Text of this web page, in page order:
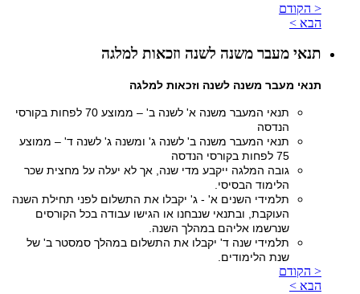
< הקודם
הבא >
תנאי מעבר משנה לשנה וזכאות למלגה
תנאי מעבר משנה לשנה וזכאות למלגה
תנאי המעבר משנה א' לשנה ב' – ממוצע 70 לפחות בקורסי
הנדסה
תנאי המעבר משנה ב' לשנה ג' ומשנה ג' לשנה ד' – ממוצע
75 לפחות בקורסי הנדסה
גובה המלגה ייקבע מדי שנה, אך לא יעלה על מחצית שכר
הלימוד הבסיסי.
תלמידי השנים א' - ג' יקבלו את התשלום לפני תחילת השנה
העוקבת, ובתנאי שנבחנו או הגישו עבודה בכל הקורסים
שנרשמו אליהם במהלך השנה.
תלמידי שנה ד' יקבלו את התשלום במהלך סמסטר ב' של
שנת הלימודים.
< הקודם
הבא >